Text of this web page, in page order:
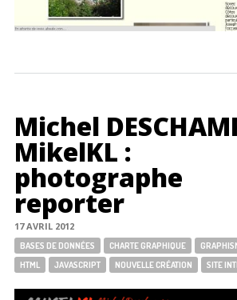
Michel
MikelKL :
photographe
reporter
17 AVRIL 2012
Tags:
BASES DE DONNÉES CHARTE GRAPHIQUE
HTML
JAVASCRIPT NOUVELLE CRÉATION SITE